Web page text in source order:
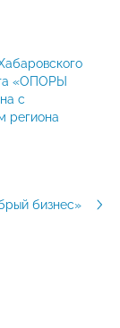
«ОПОРЫ
с
региона
бизнес»